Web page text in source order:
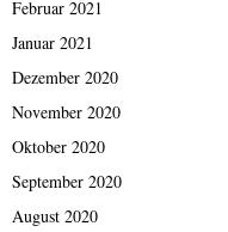
Februar 2021
Januar 2021
Dezember 2020
November 2020
Oktober 2020
September 2020
August 2020